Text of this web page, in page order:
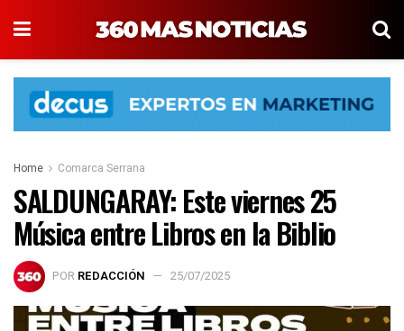
Home Comarca Serrana
SALDUNGARAY: Este viernes 25
Música entre Libros en la Biblio
POR REDACCIÓN 25/07/2025